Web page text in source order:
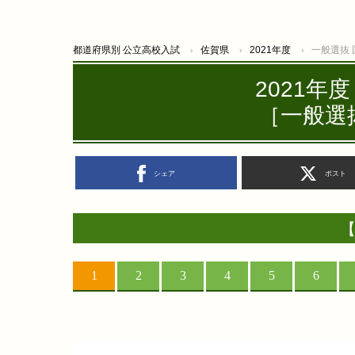
都道府県別 公立高校入試 佐賀県 2021年度 一般選抜
2021年
［一般
シェア ポスト